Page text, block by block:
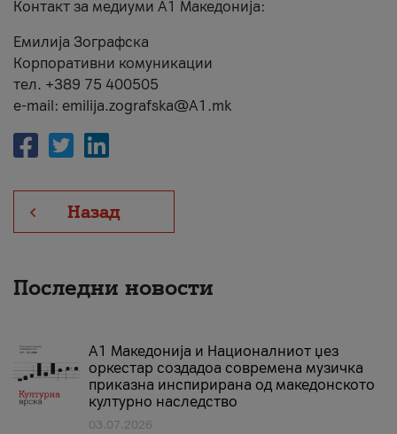
Контакт за медиуми А1 Македонија:
Емилија Зографска
Корпоративни комуникации
тел. +389 75 400505
e-mail: emilija.zografska@A1.mk
Назад
Последни новости
А1 Македонија и Националниот џез
оркестар создадоа современа музичка
приказна инспирирана од македонското
културно наследство
03.07.2026